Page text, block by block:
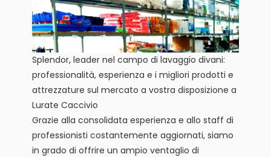
Splendor, leader nel campo di lavaggio divani:
professionalità, esperienza e i migliori prodotti e
attrezzature sul mercato a vostra disposizione a
Lurate Caccivio
Grazie alla consolidata esperienza e allo staff di
professionisti costantemente aggiornati, siamo
in grado di offrire un ampio ventaglio di